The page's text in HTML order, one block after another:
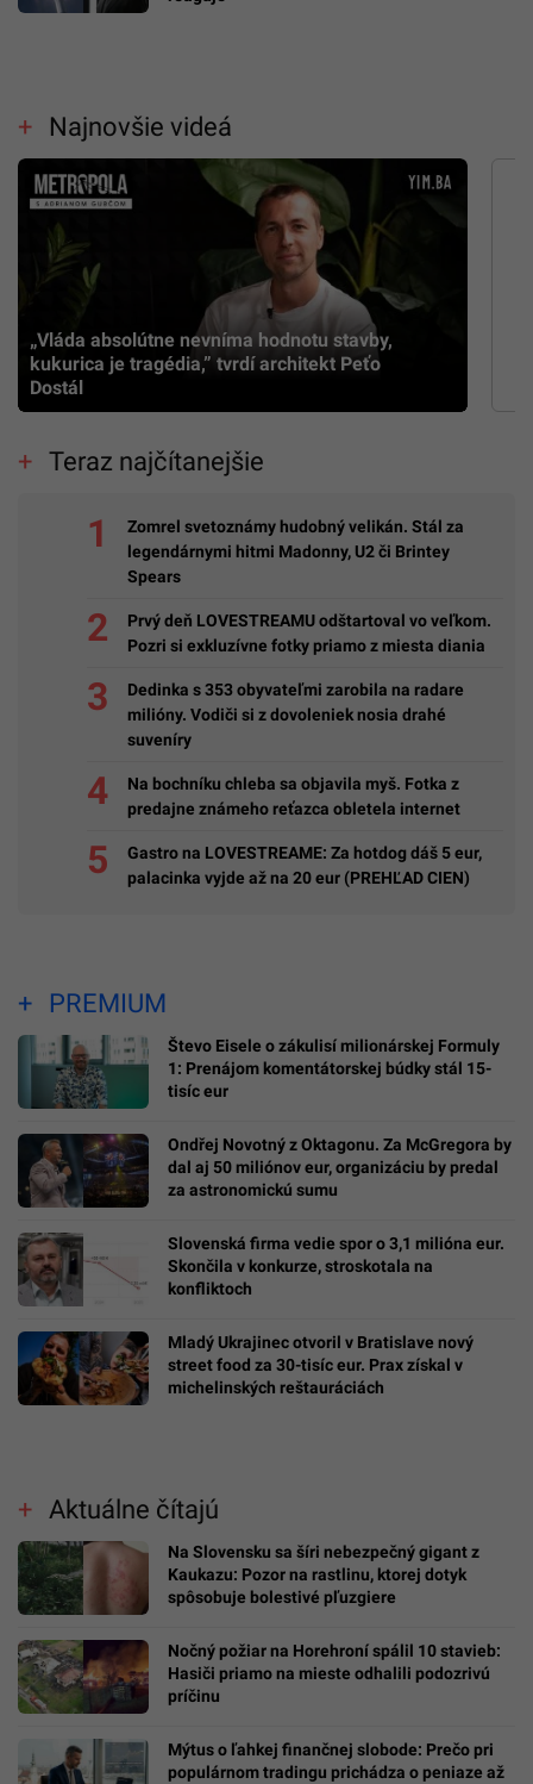
Najnovšie videá
„Vláda absolútne nevníma hodnotu stavby,
kukurica je tragédia,” tvrdí architekt Peťo
Dostál
Teraz najčítanejšie
Zomrel svetoznámy hudobný velikán. Stál za
legendárnymi hitmi Madonny, U2 či Brintey
Spears
Prvý deň LOVESTREAMU odštartoval vo veľkom.
Pozri si exkluzívne fotky priamo z miesta diania
Dedinka s 353 obyvateľmi zarobila na radare
milióny. Vodiči si z dovoleniek nosia drahé
suveníry
Na bochníku chleba sa objavila myš. Fotka z
predajne známeho reťazca obletela internet
Gastro na LOVESTREAME: Za hotdog dáš 5 eur,
palacinka vyjde až na 20 eur (PREHĽAD CIEN)
PREMIUM
Števo Eisele o zákulisí milionárskej Formuly
1: Prenájom komentátorskej búdky stál 15-
tisíc eur
Ondřej Novotný z Oktagonu. Za McGregora by
dal aj 50 miliónov eur, organizáciu by predal
za astronomickú sumu
Slovenská firma vedie spor o 3,1 milióna eur.
Skončila v konkurze, stroskotala na
konfliktoch
Mladý Ukrajinec otvoril v Bratislave nový
street food za 30-tisíc eur. Prax získal v
michelinských reštauráciách
Aktuálne čítajú
Na Slovensku sa šíri nebezpečný gigant z
Kaukazu: Pozor na rastlinu, ktorej dotyk
spôsobuje bolestivé pľuzgiere
Nočný požiar na Horehroní spálil 10 stavieb:
Hasiči priamo na mieste odhalili podozrivú
príčinu
Mýtus o ľahkej finančnej slobode: Prečo pri
populárnom tradingu prichádza o peniaze až